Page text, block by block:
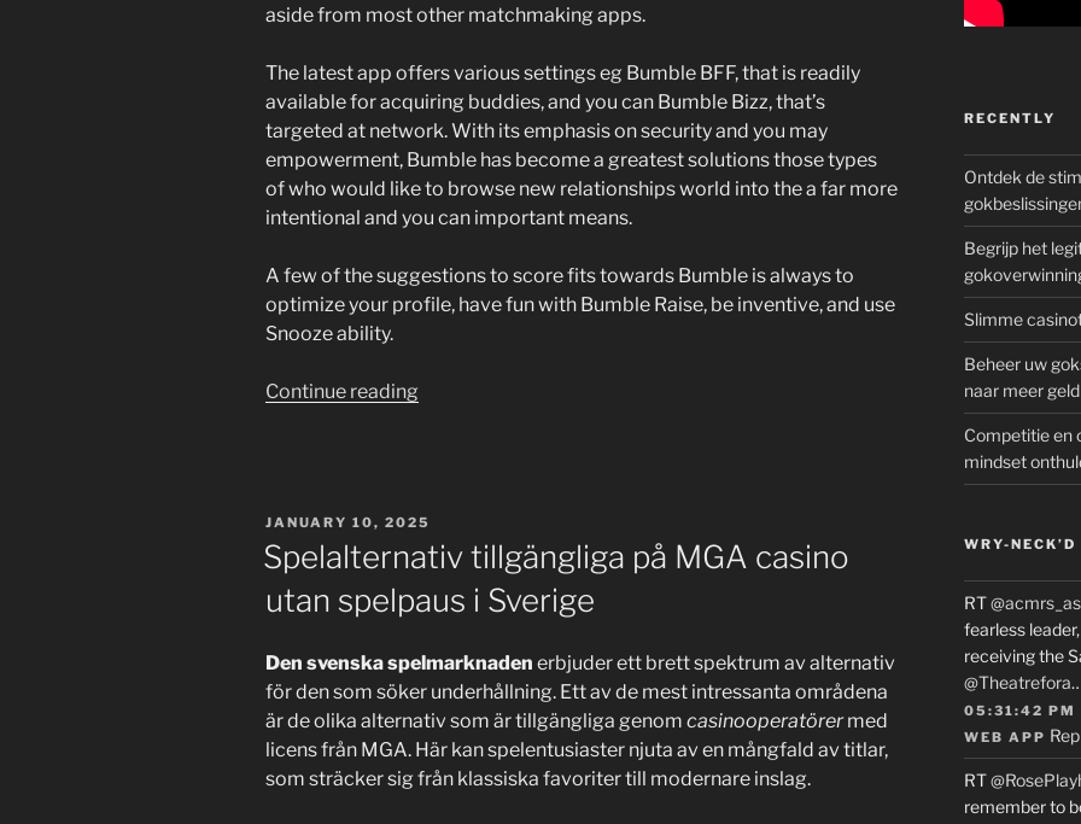
aside from most other matchmaking apps.
The latest app offers various settings eg Bumble BFF, that is readily
available for acquiring buddies, and you can Bumble Bizz, that’s
targeted at network. With its emphasis on security and you may
empowerment, Bumble has become a greatest solutions those types
of who would like to browse new relationships world into the a far more
intentional and you can important means.
A few of the suggestions to score fits towards Bumble is always to
optimize your profile, have fun with Bumble Raise, be inventive, and use
Snooze ability.
Continue reading
Bumble
(+20
Info)”
POSTED
JANUARY 10, 2025
Spelalternativ tillgängliga på MGA casino
utan spelpaus i Sverige
Den svenska spelmarknaden erbjuder ett brett spektrum av alternativ
för den som söker underhållning. Ett av de mest intressanta områdena
är de olika alternativ som är tillgängliga genom casinooperatörermed
licens från MGA. Här kan spelentusiaster njuta av en mångfald av titlar,
som sträcker sig från klassiska favoriter till modernare inslag.
RECENTLY
Ontdek de
Begrijp het
Slimme
Beheer uw
naar meer geld
Competitie en
mindset
WRY-NECK’D
RT
fearless
receiving the
@Theatrefora
05:31:42 PM
WEB APP
RT
remember to